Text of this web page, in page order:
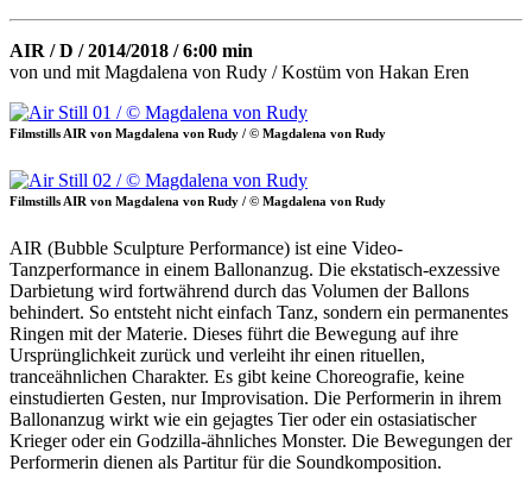
AIR / D / 2014/2018 / 6:00 min
von und mit Magdalena von Rudy / Kostüm von Hakan Eren
Filmstills AIR von Magdalena von Rudy / © Magdalena von Rudy
Filmstills AIR von Magdalena von Rudy / © Magdalena von Rudy
AIR (Bubble Sculpture Performance) ist eine Video-
Tanzperformance in einem Ballonanzug. Die ekstatisch-exzessive
Darbietung wird fortwährend durch das Volumen der Ballons
behindert. So entsteht nicht einfach Tanz, sondern ein permanentes
Ringen mit der Materie. Dieses führt die Bewegung auf ihre
Ursprünglichkeit zurück und verleiht ihr einen rituellen,
tranceähnlichen Charakter. Es gibt keine Choreografie, keine
einstudierten Gesten, nur Improvisation. Die Performerin in ihrem
Ballonanzug wirkt wie ein gejagtes Tier oder ein ostasiatischer
Krieger oder ein Godzilla-ähnliches Monster. Die Bewegungen der
Performerin dienen als Partitur für die Soundkomposition.